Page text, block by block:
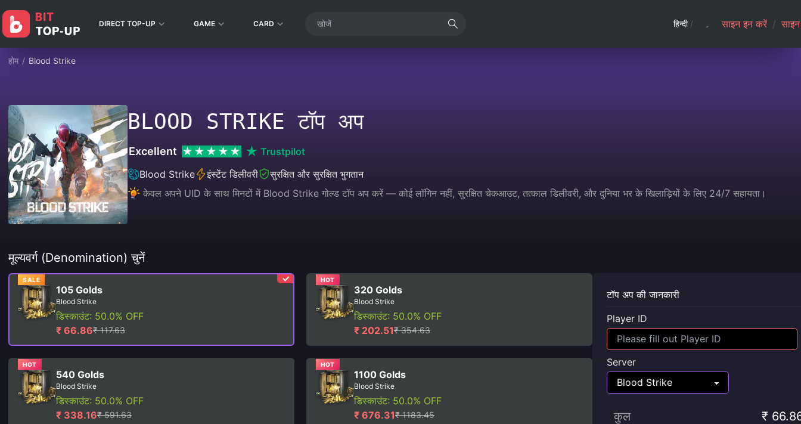
DIRECT TOP-UP GAME CARD हिन्दी / साइन इन करें /
होम / Blood Strike
BLOOD STRIKE टॉप अप
Excellent
Trustpilot
Blood Strike
इंस्टेंट डिलीवरी
सुरक्षित और सुरक्षित भुगतान
केवल अपने UID के साथ मिनटों में Blood Strike गोल्ड टॉप अप करें — कोई लॉगिन नहीं, सुरक्षित चेकआउट, तत्काल डिलीवरी, और दुनिया भर के खिलाड़ियों के लिए 24/7 सहायता।
मूल्यवर्ग (Denomination) चुनें
SALE
105 Golds
Blood Strike
डिस्काउंट: 50.0% OFF
₹ 66.86₹ 117.63
HOT
320 Golds
Blood Strike
डिस्काउंट: 50.0% OFF
₹ 202.51₹ 354.63
HOT
540 Golds
Blood Strike
डिस्काउंट: 50.0% OFF
₹ 338.16₹ 591.63
HOT
1100 Golds
Blood Strike
डिस्काउंट: 50.0% OFF
₹ 676.31₹ 1183.45
टॉप अप की जानकारी
Player ID
Server
कुल ₹